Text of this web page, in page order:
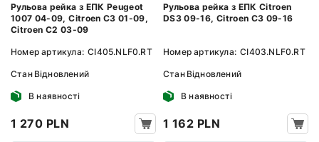
Рульова рейка з ЕПК Peugeot
1007 04-09, Citroen C3 01-09,
Citroen C2 03-09
Номер артикула: CI405.NLF0.RT
Стан Відновлений
В наявності
1 270 PLN
Рульова рейка з ЕПК Citroen
DS3 09-16, Citroen C3 09-16
Номер артикула: CI403.NLF0.RT
Стан Відновлений
В наявності
1 162 PLN